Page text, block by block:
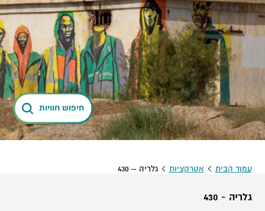
חיפוש חוויות
עמוד הבית אטרקציות גלריה – 430
גלריה - 430